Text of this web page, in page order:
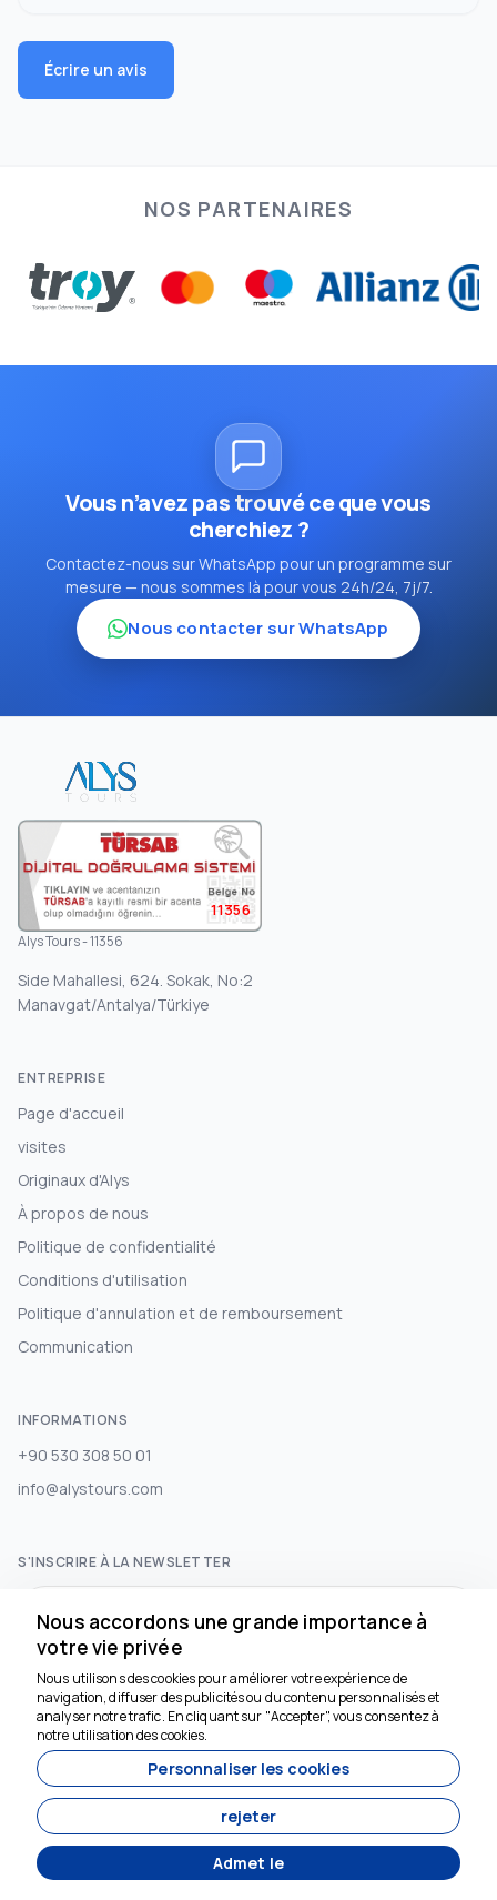
Écrire un avis
NOS PARTENAIRES
Vous n’avez pas trouvé ce que vous
cherchiez ?
Contactez-nous sur WhatsApp pour un programme sur
mesure — nous sommes là pour vous 24h/24, 7j/7.
Nous contacter sur WhatsApp
11356
Alys Tours - 11356
Side Mahallesi, 624. Sokak, No:2
Manavgat/Antalya/Türkiye
ENTREPRISE
Page d'accueil
visites
Originaux d'Alys
À propos de nous
Politique de confidentialité
Conditions d'utilisation
Politique d'annulation et de remboursement
Communication
INFORMATIONS
+90 530 308 50 01
info@alystours.com
S'INSCRIRE À LA NEWSLETTER
S'abonner
RÉSEAUX SOCIAUX
Nous accordons une grande importance à
votre vie privée
Nous utilisons des cookies pour améliorer votre expérience de
navigation, diffuser des publicités ou du contenu personnalisés et
analyser notre trafic. En cliquant sur "Accepter", vous consentez à
notre utilisation des cookies.
Personnaliser les cookies
rejeter
Admet le
Nous sommes là pour
vous aider